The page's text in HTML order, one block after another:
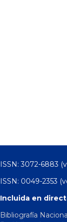
ISSN: 3072-6883
ISSN: 0049-2353
Incluida en
Bibliografía